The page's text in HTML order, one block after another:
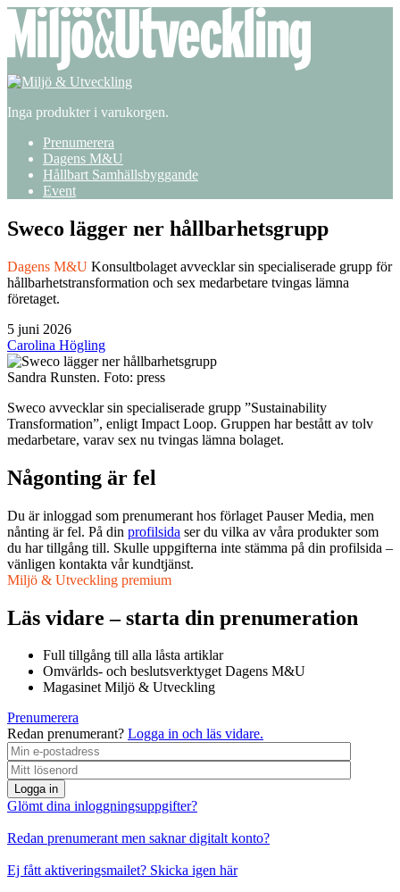
Inga produkter i varukorgen.
Prenumerera
Dagens M&U
Hållbart Samhällsbyggande
Event
Sweco lägger ner hållbarhetsgrupp
Dagens M&U Konsultbolaget avvecklar sin specialiserade grupp för
hållbarhetstransformation och sex medarbetare tvingas lämna
företaget.
5 juni 2026
Carolina Högling
Sandra Runsten. Foto: press
Sweco avvecklar sin specialiserade grupp ”Sustainability
Transformation”, enligt Impact Loop. Gruppen har bestått av tolv
medarbetare, varav sex nu tvingas lämna bolaget.
Någonting är fel
Du är inloggad som prenumerant hos förlaget Pauser Media, men
nånting är fel. På din profilsida ser du vilka av våra produkter som
du har tillgång till. Skulle uppgifterna inte stämma på din profilsida –
vänligen kontakta vår kundtjänst.
Miljö & Utveckling premium
Läs vidare – starta din prenumeration
Full tillgång till alla låsta artiklar
Omvärlds- och beslutsverktyget Dagens M&U
Magasinet Miljö & Utveckling
Prenumerera
Redan prenumerant? Logga in och läs vidare.
Logga in
Glömt dina inloggningsuppgifter?
Redan prenumerant men saknar digitalt konto?
Ej fått aktiveringsmailet? Skicka igen här